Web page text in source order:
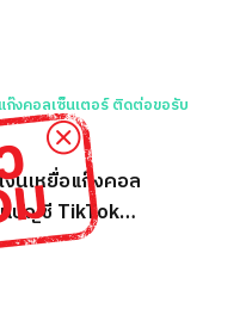
นเหยื่อแก๊งคอล
บัญชี TikTok